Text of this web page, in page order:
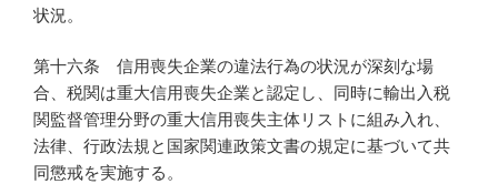
状況。
第十六条 信用喪失企業の違法行為の状況が深刻な場
合、税関は重大信用喪失企業と認定し、同時に輸出入税
関監督管理分野の重大信用喪失主体リストに組み入れ、
法律、行政法規と国家関連政策文書の規定に基づいて共
同懲戒を実施する。